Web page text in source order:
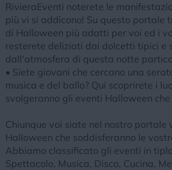
RivieraEventi noterete le
più vi si addicono! Su questo portale
di Halloween più adatti per voi ed i
resterete deliziati dai dolcetti tipici e
dall'atmosfera di questa notte
• Siete giovani che cercano una
musica e del ballo? Qui scoprirete i
svolgeranno gli eventi Halloween
Chiunque voi siate nel nostro portale
Halloween che soddisferanno le
Abbiamo classificato gli eventi in
Spettacolo, Musica, Disco, Cucina,